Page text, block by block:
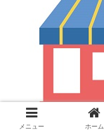
メニュー ホーム